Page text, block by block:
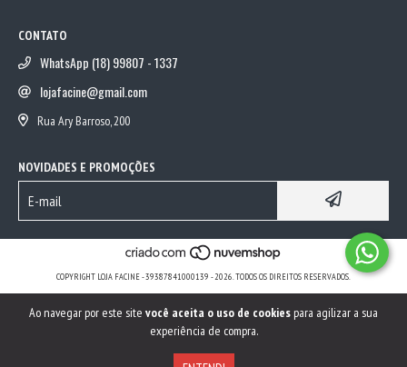
Ao navegar por este site você aceita o uso de cookies para agilizar a sua
experiência de compra.
CONTATO
WhatsApp (18) 99807 - 1337
lojafacine@gmail.com
Rua Ary Barroso, 200
NOVIDADES E PROMOÇÕES
COPYRIGHT LOJA FACINE - 39387841000139 - 2026. TODOS OS DIREITOS RESERVADOS.